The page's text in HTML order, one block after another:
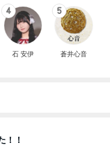
4
石 安伊
5
蒼井心音
！！